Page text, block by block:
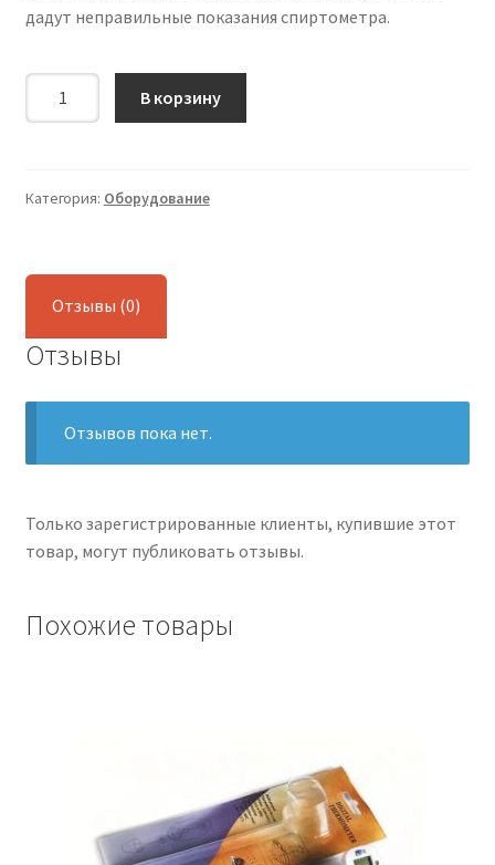
дадут неправильные показания спиртометра.
В корзину
Категория: Оборудование
Отзывы (0)
Отзывы
Отзывов пока нет.
Только зарегистрированные клиенты, купившие этот
товар, могут публиковать отзывы.
Похожие товары